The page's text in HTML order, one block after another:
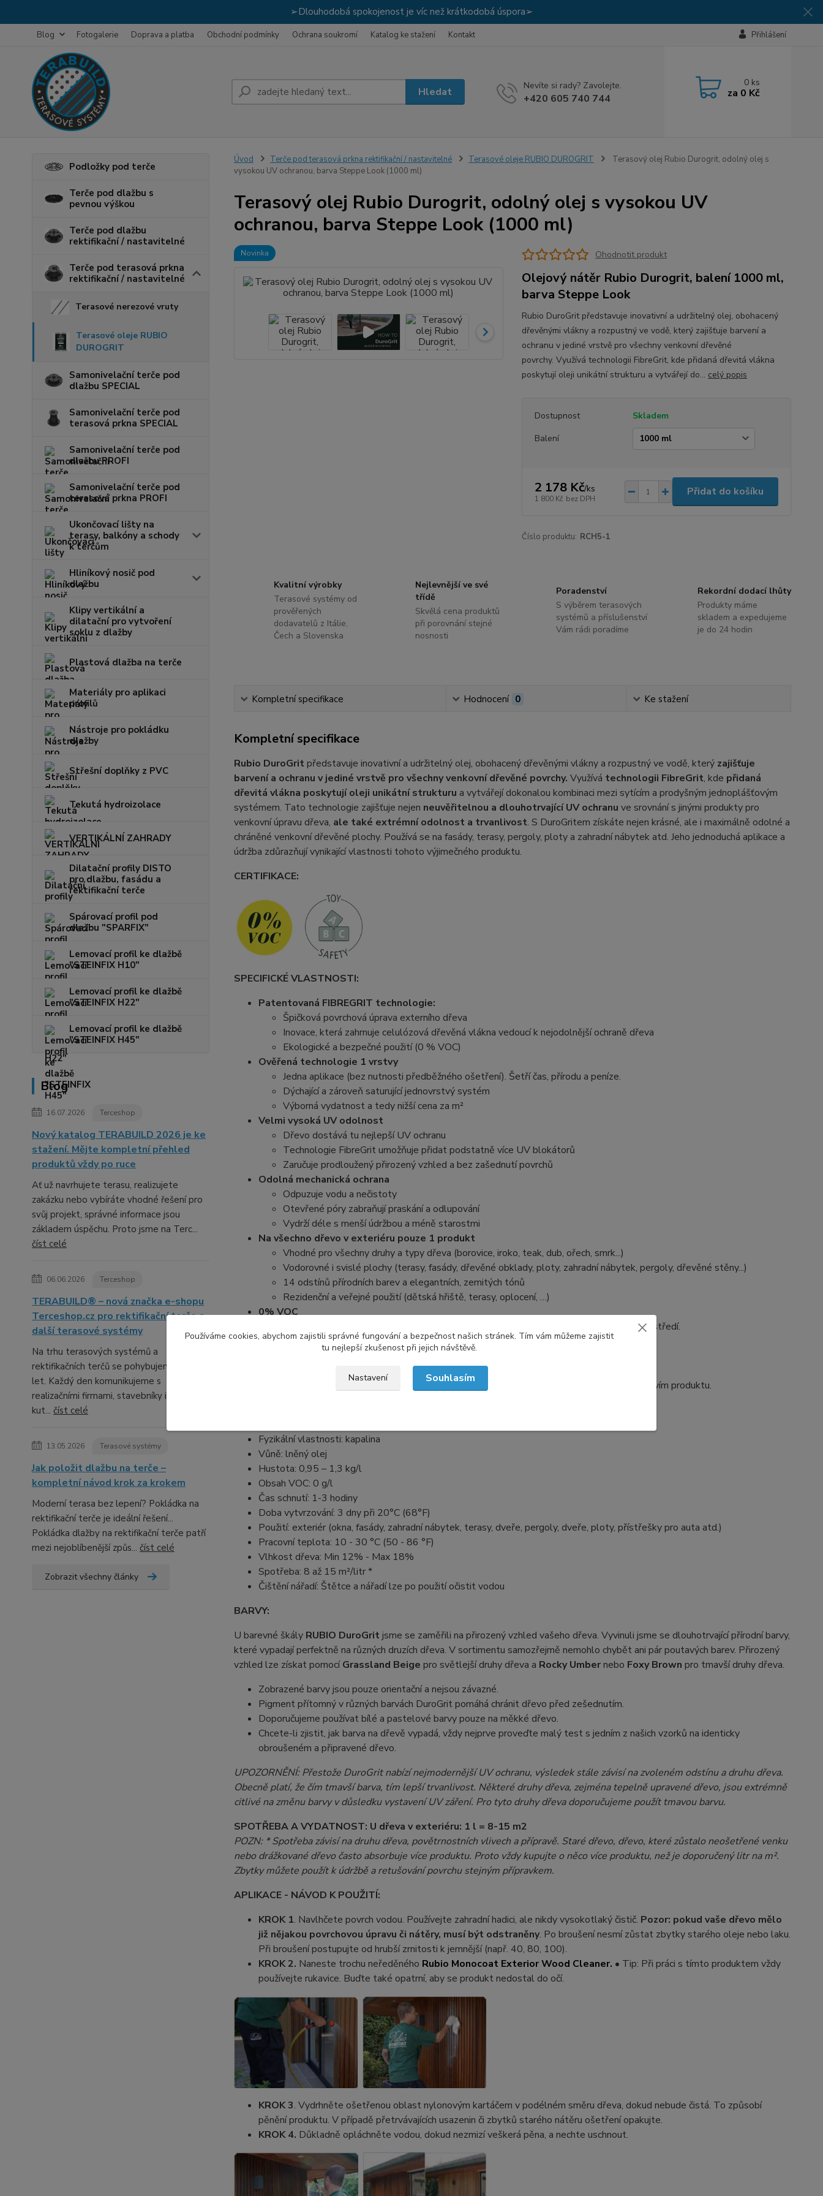
➢Dlouhodobá spokojenost je víc než krátkodobá úspora➢
Blog Fotogalerie Doprava a platba Obchodní podmínky Ochrana soukromí Katalog ke stažení Kontakt Přihlášení
Hledat Nevíte si rady? Zavolejte.
+420 605 740 744
0 ks
za 0 Kč
Podložky pod terče
Terče pod dlažbu s
pevnou výškou
Terče pod dlažbu
rektifikační / nastavitelné
Terče pod terasová prkna
rektifikační / nastavitelné
Terasové nerezové vruty
Terasové oleje RUBIO
DUROGRIT
Samonivelační terče pod
dlažbu SPECIAL
Samonivelační terče pod
terasová prkna SPECIAL
Samonivelační terče pod
dlažbu PROFI
Samonivelační terče pod
terasová prkna PROFI
Ukončovací lišty na
terasy, balkóny a schody
k terčům
Hliníkový nosič pod
dlažbu
Klipy vertikální a
dilatační pro vytvoření
soklu z dlažby
Plastová dlažba na terče
Materiály pro aplikaci
profilů
Nástroje pro pokládku
dlažby
Střešní doplňky z PVC
Tekutá hydroizolace
VERTIKÁLNÍ ZAHRADY
Dilatační profily DISTO
pro dlažbu, fasádu a
rektifikační terče
Spárovací profil pod
dlažbu "SPARFIX"
Lemovací profil ke dlažbě
"STEINFIX H10"
Lemovací profil ke dlažbě
"STEINFIX H22"
Lemovací profil ke dlažbě
"STEINFIX H45"
Blog
16.07.2026 Terceshop
Nový katalog TERABUILD 2026 je ke
stažení. Mějte kompletní přehled
produktů vždy po ruce
Ať už navrhujete terasu, realizujete
zakázku nebo vybíráte vhodné řešení pro
svůj projekt, správné informace jsou
základem úspěchu. Proto jsme na Terc...
číst celé
06.06.2026 Terceshop
TERABUILD® – nová značka e-shopu
Terceshop.cz pro rektifikační terče a
další terasové systémy
Na trhu terasových systémů a
rektifikačních terčů se pohybujeme již řadu
let. Každý den komunikujeme s
realizačními firmami, stavebníky i domácími
kut... číst celé
13.05.2026 Terasové systémy
Jak položit dlažbu na terče –
kompletní návod krok za krokem
Moderní terasa bez lepení? Pokládka na
rektifikační terče je ideální řešení...
Pokládka dlažby na rektifikační terče patří
mezi nejoblíbenější způs... číst celé
Zobrazit všechny články
Úvod Terče pod terasová prkna rektifikační / nastavitelné Terasové oleje RUBIO DUROGRIT
Terasový olej Rubio Durogrit, odolný olej s
vysokou UV ochranou, barva Steppe Look (1000 ml)
Terasový olej Rubio Durogrit, odolný olej s vysokou UV
ochranou, barva Steppe Look (1000 ml)
Novinka Ohodnotit produkt
Olejový nátěr Rubio Durogrit, balení 1000 ml,
barva Steppe Look
Rubio DuroGrit představuje inovativní a udržitelný olej, obohacený
dřevěnými vlákny a rozpustný ve vodě, který zajišťuje barvení a
ochranu v jediné vrstvě pro všechny venkovní dřevěné
povrchy. Využívá technologii FibreGrit, kde přidaná dřevitá vlákna
poskytují oleji unikátní strukturu a vytvářejí do... celý popis
Dostupnost
Skladem
Balení
2 178 Kč/ks
1 800 Kč bez DPH
Přidat do košíku
Číslo produktu: RCH5-1
Kvalitní výrobky
Terasové systémy od
prověřených
dodavatelů z Itálie,
Čech a Slovenska
Nejlevnější ve své
třídě
Skvělá cena produktů
při porovnání stejné
nosnosti
Poradenství
S výběrem terasových
systémů a příslušenství
Vám rádi poradíme
Rekordní dodací lhůty
Produkty máme
skladem a expedujeme
je do 24 hodin
Kompletní specifikace Hodnocení 0 Ke stažení
Kompletní specifikace
Rubio DuroGrit představuje inovativní a udržitelný olej, obohacený dřevěnými vlákny a rozpustný ve vodě, který zajišťuje
barvení a ochranu v jediné vrstvě pro všechny venkovní dřevěné povrchy. Využívá technologii FibreGrit, kde přidaná
dřevitá vlákna poskytují oleji unikátní strukturu a vytvářejí dokonalou kombinaci mezi sytícím a prodyšným jednoplášťovým
systémem. Tato technologie zajišťuje nejen neuvěřitelnou a dlouhotrvající UV ochranu ve srovnání s jinými produkty pro
venkovní úpravu dřeva, ale také extrémní odolnost a trvanlivost. S DuroGritem získáte nejen krásné, ale i maximálně odolné a
chráněné venkovní dřevěné plochy. Používá se na fasády, terasy, pergoly, ploty a zahradní nábytek atd. Jeho jednoduchá aplikace a
údržba zdůrazňují vynikající vlastnosti tohoto výjimečného produktu.
CERTIFIKACE:
SPECIFICKÉ VLASTNOSTI:
Patentovaná FIBREGRIT technologie:
Špičková povrchová úprava externího dřeva
Inovace, která zahrnuje celulózová dřevěná vlákna vedoucí k nejodolnější ochraně dřeva
Ekologické a bezpečné použití (0 % VOC)
Ověřená technologie 1 vrstvy
Jedna aplikace (bez nutnosti předběžného ošetření). Šetří čas, přírodu a peníze.
Dýchající a zároveň saturující jednovrstvý systém
Výborná vydatnost a tedy nižší cena za m²
Velmi vysoká UV odolnost
Dřevo dostává tu nejlepší UV ochranu
Technologie FibreGrit umožňuje přidat podstatně více UV blokátorů
Zaručuje prodloužený přirozený vzhled a bez zašednutí povrchů
Odolná mechanická ochrana
Odpuzuje vodu a nečistoty
Otevřené póry zabraňují praskání a odlupování
Vydrží déle s menší údržbou a méně starostmi
Na všechno dřevo v exteriéru pouze 1 produkt
Vhodné pro všechny druhy a typy dřeva (borovice, iroko, teak, dub, ořech, smrk...)
Vodorovné i svislé plochy (terasy, fasády, dřevěné obklady, ploty, zahradní nábytek, pergoly, dřevěné stěny...)
14 odstínů přírodních barev a elegantních, zemitých tónů
Rezidenční a veřejné použití (dětská hřiště, terasy, oplocení, …)
0% VOC
Bez obsahu rozpouštědel, což znamená žádné škodlivé výpary - šetrné k životnímu prostředí.
Snadná aplikace a rychlé zasychání
Přináší jednoduchou aplikaci a rychlé zasychání, což zkracuje dobu práce a aplikace.
Ekonomický s nízkou spotřebou
Vyniká svou efektivní spotřebou, což znamená výhodné pokrytí plochy s malým množstvím produktu.
Fyzikální vlastnosti: kapalina
Vůně: lněný olej
Hustota: 0,95 – 1,3 kg/l
Obsah VOC: 0 g/l
Čas schnutí: 1-3 hodiny
Doba vytvrzování: 3 dny při 20°C (68°F)
Použití: exteriér (okna, fasády, zahradní nábytek, terasy, dveře, pergoly, dveře, ploty, přístřešky pro auta atd.)
Pracovní teplota: 10 - 30 °C (50 - 86 °F)
Vlhkost dřeva: Min 12% - Max 18%
Spotřeba: 8 až 15 m²/litr *
Čištění nářadí: Štětce a nářadí lze po použití očistit vodou
BARVY:
U barevné škály RUBIO DuroGrit jsme se zaměřili na přirozený vzhled vašeho dřeva. Vyvinuli jsme se dlouhotrvající přírodní barvy,
které vypadají perfektně na různých druzích dřeva. V sortimentu samozřejmě nemohlo chybět ani pár poutavých barev. Přirozený
vzhled lze získat pomocíGrassland Beige pro světlejší druhy dřeva a Rocky Umbernebo Foxy Brown pro tmavší druhy dřeva.
Zobrazené barvy jsou pouze orientační a nejsou závazné.
Pigment přítomný v různých barvách DuroGrit pomáhá chránit dřevo před zešednutím.
Doporučujeme používat bílé a pastelové barvy pouze na měkké dřevo.
Chcete-li zjistit, jak barva na dřevě vypadá, vždy nejprve proveďte malý test s jedním z našich vzorků na identicky
obroušeném a připravené dřevo.
UPOZORNĚNÍ: Přestože DuroGrit nabízí nejmodernější UV ochranu, výsledek stále závisí na zvoleném odstínu a druhu dřeva.
Obecně platí, že čím tmavší barva, tím lepší trvanlivost. Některé druhy dřeva, zejména tepelně upravené dřevo, jsou extrémně
citlivé na změnu barvy v důsledku vystavení UV záření. Pro tyto druhy dřeva doporučujeme použít tmavou barvu.
SPOTŘEBA A VYDATNOST: U dřeva v exteriéru: 1 l = 8-15 m2
POZN: * Spotřeba závisí na druhu dřeva, povětrnostních vlivech a přípravě. Staré dřevo, dřevo, které zůstalo neošetřené venku
nebo drážkované dřevo často absorbuje více produktu. Proto vždy kupujte o něco více produktu, než je doporučený litr na m².
Zbytky můžete použít k údržbě a retušování povrchu stejným přípravkem.
APLIKACE - NÁVOD K POUŽITÍ:
KROK 1. Navlhčete povrch vodou. Používejte zahradní hadici, ale nikdy vysokotlaký čistič. Pozor: pokud vaše dřevo mělo
již nějakou povrchovou úpravu či nátěry, musí být odstraněny. Po broušení nesmí zůstat zbytky starého oleje nebo laku.
Při broušení postupujte od hrubší zrnitosti k jemnější (např. 40, 80, 100).
KROK 2. Naneste trochu neředěného Rubio Monocoat Exterior Wood Cleaner. • Tip: Při práci s tímto produktem vždy
používejte rukavice. Buďte také opatrní, aby se produkt nedostal do očí.
KROK 3. Vydrhněte ošetřenou oblast nylonovým kartáčem v podélném směru dřeva, dokud nebude čistá. To způsobí
pěnění produktu. V případě přetrvávajících usazenin či zbytků starého nátěru ošetření opakujte.
KROK 4. Důkladně opláchněte vodou, dokud nezmizí veškerá pěna, a nechte uschnout.
Používáme cookies, abychom zajistili správné fungování a bezpečnost našich stránek. Tím vám můžeme zajistit
tu nejlepší zkušenost při jejich návštěvě.
Nastavení Souhlasím